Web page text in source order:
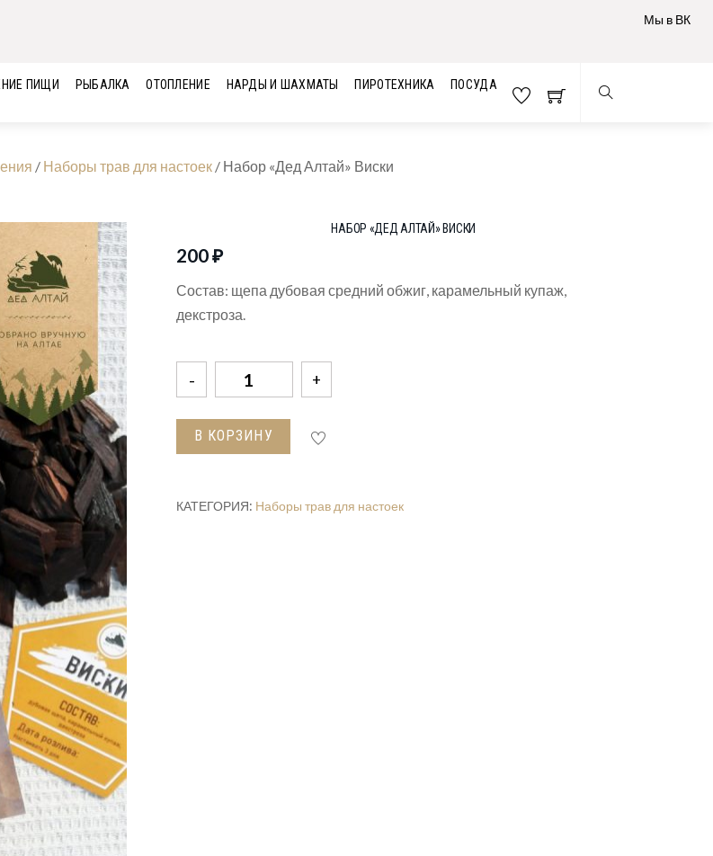
Мы в ВК
ПИЩИ РЫБАЛКА ОТОПЛЕНИЕ НАРДЫ И ШАХМАТЫ ПИРОТЕХНИКА ПОСУДА
/ Наборы трав для настоек / Набор «Дед Алтай» Виски
НАБОР «ДЕД АЛТАЙ» ВИСКИ
200₽
Состав: щепа дубовая средний обжиг, карамельный купаж,
декстроза.
Количество
товара
Набор
"Дед
В КОРЗИНУ
КАТЕГОРИЯ: Наборы трав для настоек